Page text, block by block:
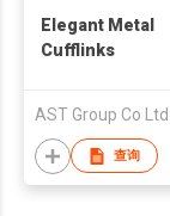
Elegant Metal
Cufflinks
AST Group Co Ltd
查询